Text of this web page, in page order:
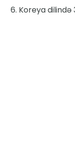
Koreya